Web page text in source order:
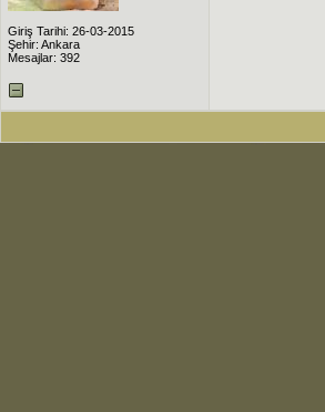
Giriş Tarihi: 26-03-2015
Şehir: Ankara
Mesajlar: 392